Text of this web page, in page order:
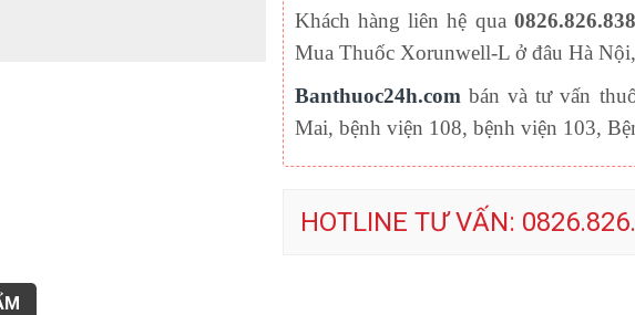
Khách hàng liên hệ qua 0826.826.838
Mua Thuốc Xorunwell-L ở đâu Hà
Banthuoc24h.com bán và tư vấn
Mai, bệnh viện 108, bệnh viện 103,
HOTLINE TƯ VẤN: